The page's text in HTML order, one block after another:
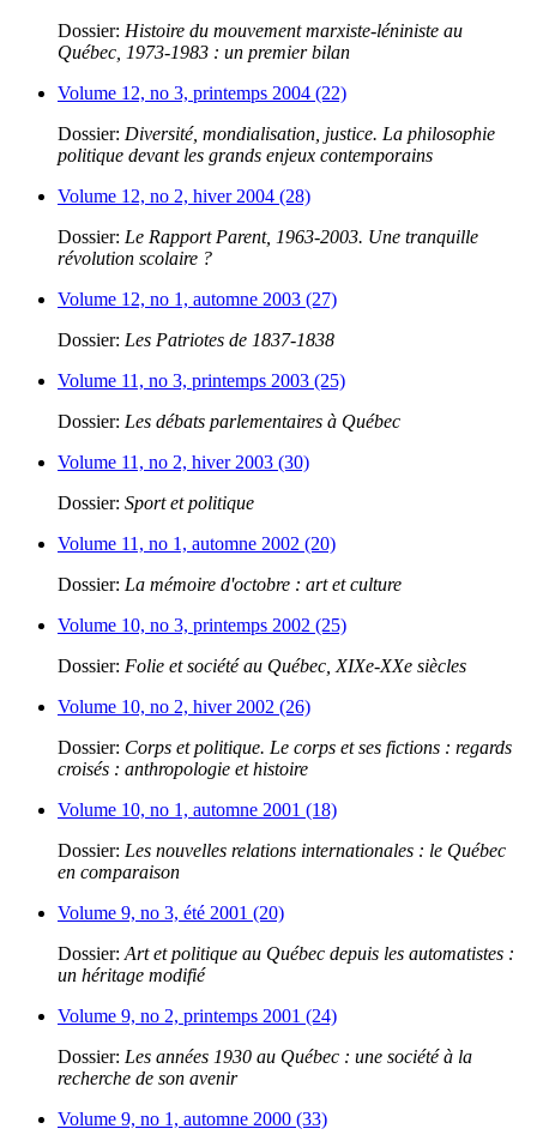
Dossier: Histoire du mouvement marxiste-léniniste au
Québec, 1973-1983 : un premier bilan
Volume 12, no 3, printemps 2004 (22)
Dossier: Diversité, mondialisation, justice. La philosophie
politique devant les grands enjeux contemporains
Volume 12, no 2, hiver 2004 (28)
Dossier: Le Rapport Parent, 1963-2003. Une tranquille
révolution scolaire ?
Volume 12, no 1, automne 2003 (27)
Dossier: Les Patriotes de 1837-1838
Volume 11, no 3, printemps 2003 (25)
Dossier: Les débats parlementaires à Québec
Volume 11, no 2, hiver 2003 (30)
Dossier: Sport et politique
Volume 11, no 1, automne 2002 (20)
Dossier: La mémoire d'octobre : art et culture
Volume 10, no 3, printemps 2002 (25)
Dossier: Folie et société au Québec, XIXe-XXe siècles
Volume 10, no 2, hiver 2002 (26)
Dossier: Corps et politique. Le corps et ses fictions : regards
croisés : anthropologie et histoire
Volume 10, no 1, automne 2001 (18)
Dossier: Les nouvelles relations internationales : le Québec
en comparaison
Volume 9, no 3, été 2001 (20)
Dossier: Art et politique au Québec depuis les automatistes :
un héritage modifié
Volume 9, no 2, printemps 2001 (24)
Dossier: Les années 1930 au Québec : une société à la
recherche de son avenir
Volume 9, no 1, automne 2000 (33)